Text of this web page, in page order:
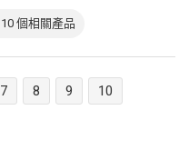
10 個相關產品
7 8 9
10